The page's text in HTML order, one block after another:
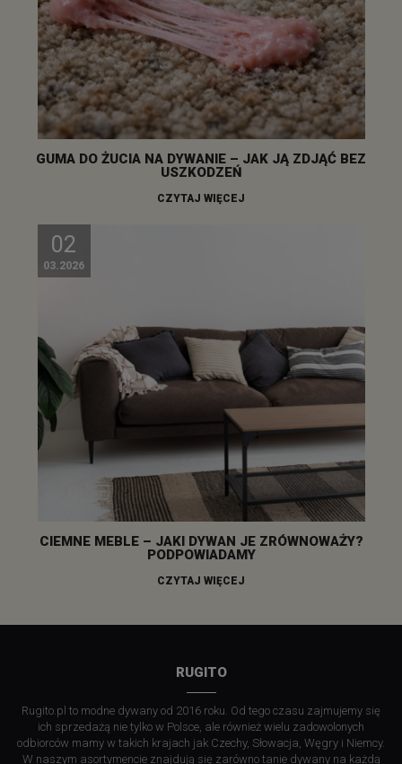
GUMA DO ŻUCIA NA DYWANIE – JAK JĄ ZDJĄĆ BEZ
USZKODZEŃ
CZYTAJ WIĘCEJ
02
03.2026
CIEMNE MEBLE – JAKI DYWAN JE ZRÓWNOWAŻY?
PODPOWIADAMY
CZYTAJ WIĘCEJ
RUGITO
Rugito.pl to modne dywany od 2016 roku. Od tego czasu zajmujemy się
ich sprzedażą nie tylko w Polsce, ale również wielu zadowolonych
odbiorców mamy w takich krajach jak Czechy, Słowacja, Węgry i Niemcy.
W naszym asortymencie znajdują się zarówno tanie dywany na każdą